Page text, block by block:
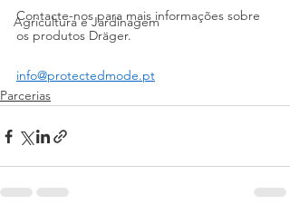
Agricultura e Jardinagem
Contacte-nos para mais informações sobre
os produtos Dräger.
info@protectedmode.pt
Parcerias